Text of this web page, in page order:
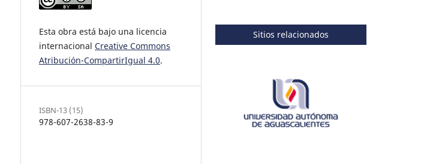
Esta obra está bajo una licencia
internacional Creative Commons
Atribución-CompartirIgual 4.0.
ISBN-13 (15)
978-607-2638-83-9
Sitios relacionados